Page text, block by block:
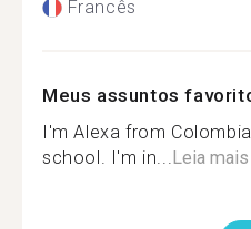
Francês
Meus assuntos
I'm Alexa from
school. I'm in...Leia mais